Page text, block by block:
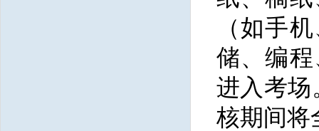
（如手
储、编
进入考场
核期间将